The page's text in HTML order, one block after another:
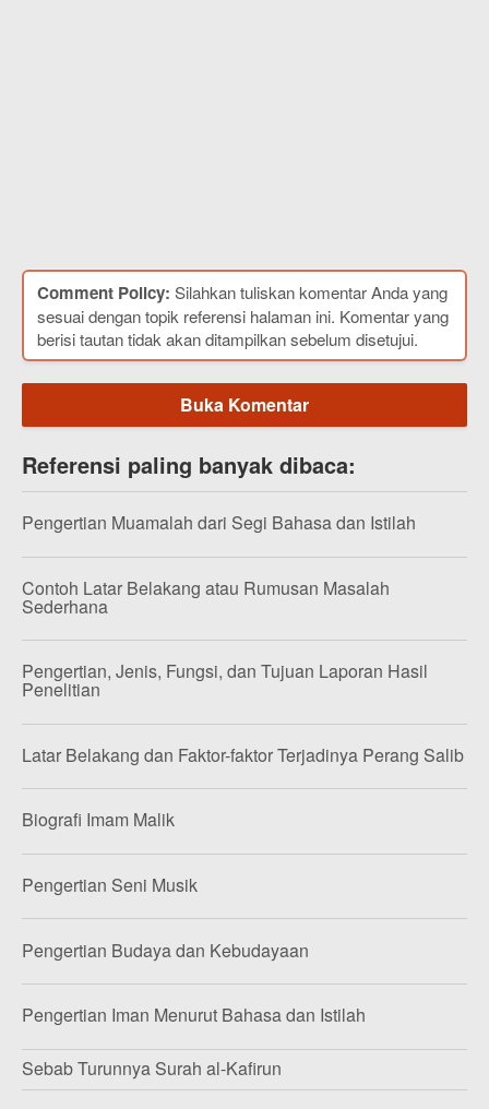
Comment Policy: Silahkan tuliskan komentar Anda yang
sesuai dengan topik referensi halaman ini. Komentar yang
berisi tautan tidak akan ditampilkan sebelum disetujui.
Buka Komentar
Referensi paling banyak dibaca:
Pengertian Muamalah dari Segi Bahasa dan Istilah
Contoh Latar Belakang atau Rumusan Masalah
Sederhana
Pengertian, Jenis, Fungsi, dan Tujuan Laporan Hasil
Penelitian
Latar Belakang dan Faktor-faktor Terjadinya Perang Salib
Biografi Imam Malik
Pengertian Seni Musik
Pengertian Budaya dan Kebudayaan
Pengertian Iman Menurut Bahasa dan Istilah
Sebab Turunnya Surah al-Kafirun